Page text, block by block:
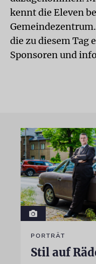
kennt die Eleven
die zu diesem Tag
Sponsoren und
PORTRÄT
Stil auf